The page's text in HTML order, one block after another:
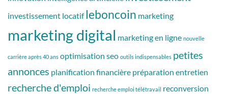
investissement locatif leboncoin marketing
marketing digital marketing en ligne nouvelle
carrière après 40 ans optimisation seo outils indispensables petites
annonces planification financière préparation entretien
recherche d'emploi recherche emploi télétravail reconversion